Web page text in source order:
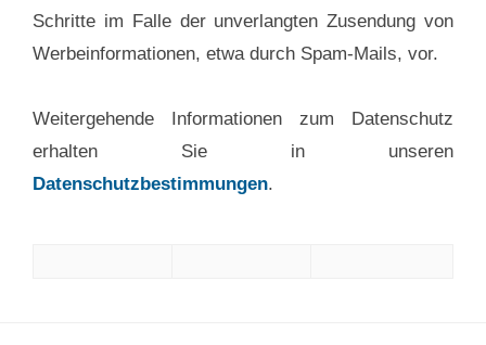
Schritte im Falle der unverlangten Zusendung von
Werbeinformationen, etwa durch Spam-Mails, vor.
Weitergehende Informationen zum Datenschutz
erhalten Sie in unseren
Datenschutzbestimmungen.